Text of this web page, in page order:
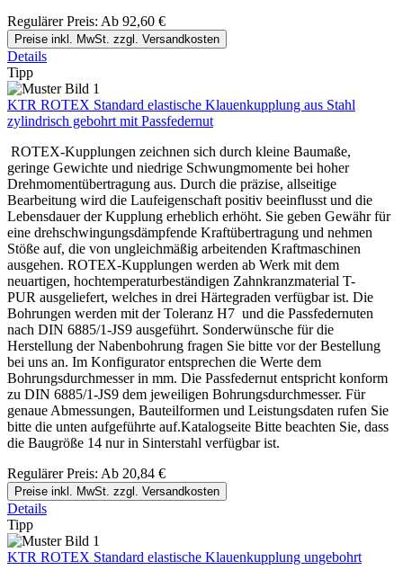
Regulärer Preis: Ab 92,60 €
Preise inkl. MwSt. zzgl. Versandkosten
Details
Tipp
KTR ROTEX Standard elastische Klauenkupplung aus Stahl
zylindrisch gebohrt mit Passfedernut
ROTEX-Kupplungen zeichnen sich durch kleine Baumaße,
geringe Gewichte und niedrige Schwungmomente bei hoher
Drehmomentübertragung aus. Durch die präzise, allseitige
Bearbeitung wird die Laufeigenschaft positiv beeinflusst und die
Lebensdauer der Kupplung erheblich erhöht. Sie geben Gewähr für
eine drehschwingungsdämpfende Kraftübertragung und nehmen
Stöße auf, die von ungleichmäßig arbeitenden Kraftmaschinen
ausgehen. ROTEX-Kupplungen werden ab Werk mit dem
neuartigen, hochtemperaturbeständigen Zahnkranzmaterial T-
PUR ausgeliefert, welches in drei Härtegraden verfügbar ist. Die
Bohrungen werden mit der Toleranz H7 und die Passfedernuten
nach DIN 6885/1-JS9 ausgeführt. Sonderwünsche für die
Herstellung der Nabenbohrung fragen Sie bitte vor der Bestellung
bei uns an. Im Konfigurator entsprechen die Werte dem
Bohrungsdurchmesser in mm. Die Passfedernut entspricht konform
zu DIN 6885/1-JS9 dem jeweiligen Bohrungsdurchmesser. Für
genaue Abmessungen, Bauteilformen und Leistungsdaten rufen Sie
bitte die unten aufgeführte auf.Katalogseite Bitte beachten Sie, dass
die Baugröße 14 nur in Sinterstahl verfügbar ist.
Regulärer Preis: Ab 20,84 €
Preise inkl. MwSt. zzgl. Versandkosten
Details
Tipp
KTR ROTEX Standard elastische Klauenkupplung ungebohrt